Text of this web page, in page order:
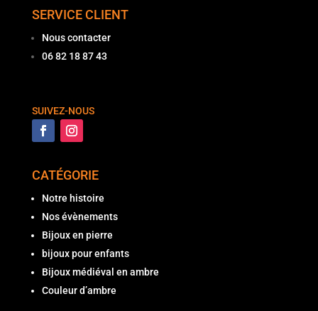
SERVICE CLIENT
Nous contacter
06 82 18 87 43
SUIVEZ-NOUS
CATÉGORIE
Notre histoire
Nos évènements
Bijoux en pierre
bijoux pour enfants
Bijoux médiéval en ambre
Couleur d’ambre